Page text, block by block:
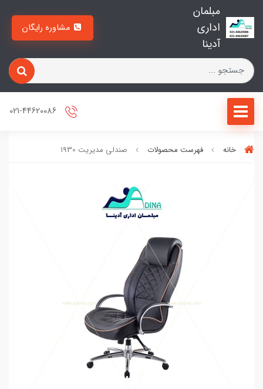
مبلمان
اداری
آدینا
خانه فهرست محصولات صندلی مدیریت 1930